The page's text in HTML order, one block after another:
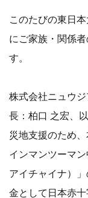
このたびの東日
にご家族・関係
す。
株式会社ニュウ
長：柏口 之宏、
災地支援のため
インマンツーマ
アイチャイナ）
金として日本赤